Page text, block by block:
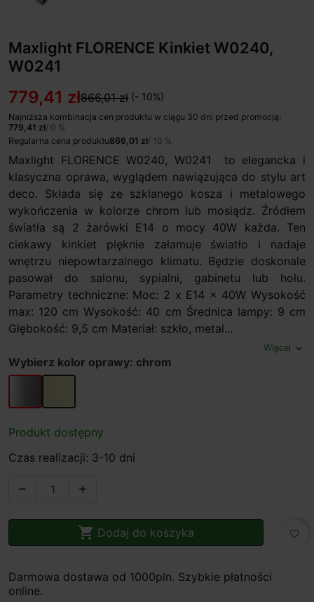
Maxlight FLORENCE Kinkiet W0240,
W0241
779,41 zł866,01 zł (- 10%)
Najniższa kombinacja cen produktu w ciągu 30 dni przed promocją:
779,41 zł/ 0 %
Regularna cena produktu866,01 zł/ 10 %
Maxlight FLORENCE W0240, W0241 to elegancka i
klasyczna oprawa, wyglądem nawiązująca do stylu art
deco. Składa się ze szklanego kosza i metalowego
wykończenia w kolorze chrom lub mosiądz. Źródłem
światła są 2 żarówki E14 o mocy 40W każda. Ten
ciekawy kinkiet pięknie załamuje światło i nadaje
wnętrzu niepowtarzalnego klimatu. Będzie doskonale
pasował do salonu, sypialni, gabinetu lub holu.
Parametry techniczne: Moc: 2 x E14 x 40W Wysokość
max: 120 cm Wysokość: 40 cm Średnica lampy: 9 cm
Głębokość: 9,5 cm Materiał: szkło, metal...
Więcej expand_more
Wybierz kolor oprawy: chrom
chrommosiądz
Produkt dostępny
Czas realizacji: 3-10 dni
 
 Dodaj do koszyka favorite_border
Darmowa dostawa od 1000pln. Szybkie płatności
online.